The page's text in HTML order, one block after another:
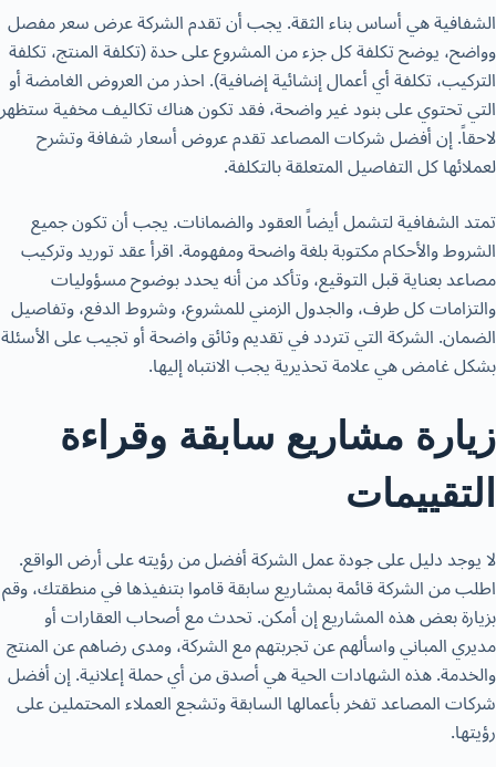
الشفافية هي أساس بناء الثقة. يجب أن تقدم الشركة عرض سعر مفصل
وواضح، يوضح تكلفة كل جزء من المشروع على حدة (تكلفة المنتج، تكلفة
التركيب، تكلفة أي أعمال إنشائية إضافية). احذر من العروض الغامضة أو
التي تحتوي على بنود غير واضحة، فقد تكون هناك تكاليف مخفية ستظهر
لاحقاً. إن أفضل شركات المصاعد تقدم عروض أسعار شفافة وتشرح
لعملائها كل التفاصيل المتعلقة بالتكلفة.
تمتد الشفافية لتشمل أيضاً العقود والضمانات. يجب أن تكون جميع
الشروط والأحكام مكتوبة بلغة واضحة ومفهومة. اقرأ عقد توريد وتركيب
مصاعد بعناية قبل التوقيع، وتأكد من أنه يحدد بوضوح مسؤوليات
والتزامات كل طرف، والجدول الزمني للمشروع، وشروط الدفع، وتفاصيل
الضمان. الشركة التي تتردد في تقديم وثائق واضحة أو تجيب على الأسئلة
بشكل غامض هي علامة تحذيرية يجب الانتباه إليها.
زيارة مشاريع سابقة وقراءة
التقييمات
لا يوجد دليل على جودة عمل الشركة أفضل من رؤيته على أرض الواقع.
اطلب من الشركة قائمة بمشاريع سابقة قاموا بتنفيذها في منطقتك، وقم
بزيارة بعض هذه المشاريع إن أمكن. تحدث مع أصحاب العقارات أو
مديري المباني واسألهم عن تجربتهم مع الشركة، ومدى رضاهم عن المنتج
والخدمة. هذه الشهادات الحية هي أصدق من أي حملة إعلانية. إن أفضل
شركات المصاعد تفخر بأعمالها السابقة وتشجع العملاء المحتملين على
رؤيتها.